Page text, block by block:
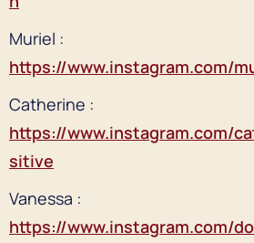
Muriel :
https://www.instagram.com/
Catherine :
https://www.instagram.com/
sitive
Vanessa :
https://www.instagram.com/